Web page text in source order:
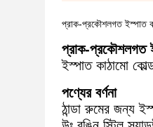
প্রাক-প্রকৌশলগত ইস্পাত
প্রাক-প্রকৌশলগত
ইস্পাত কাঠামো
পণ্যের বর্ণনা
ঠান্ডা রুমের জন্য